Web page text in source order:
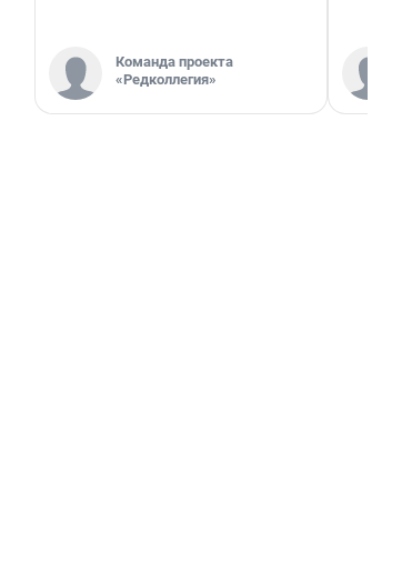
Команда проекта
«Редколлегия»